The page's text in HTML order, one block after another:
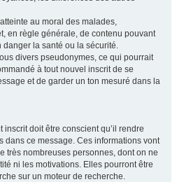
au moral des malades,
en règle générale, de contenu pouvant
la santé ou la sécurité.
divers pseudonymes, ce qui pourrait
à tout nouvel inscrit de se
et de garder un ton mesuré dans la
doit être conscient qu’il rendre
dans ce message. Ces informations vont
très nombreuses personnes, dont on ne
ni les motivations. Elles pourront être
sur un moteur de recherche.